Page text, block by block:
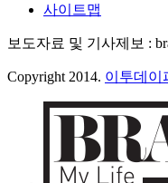
사이트맵
보도자료 및 기사제보 :
Copyright 2014. 이투데이